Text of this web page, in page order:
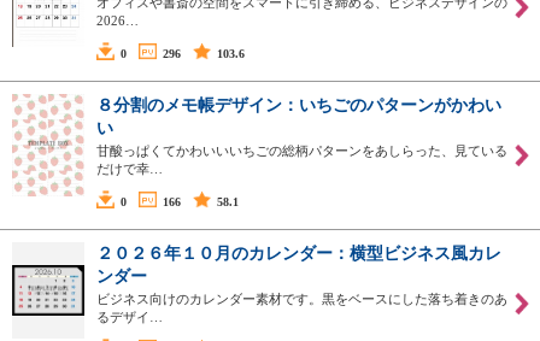
2026…
0 296 103.6
８分割のメモ帳デザイン：いちごのパターンがかわい
い
甘酸っぱくてかわいいいちごの総柄パターンをあしらった、見ている
だけで幸…
0 166 58.1
２０２６年１０月のカレンダー：横型ビジネス風カレ
ンダー
ビジネス向けのカレンダー素材です。黒をベースにした落ち着きのあ
るデザイ…